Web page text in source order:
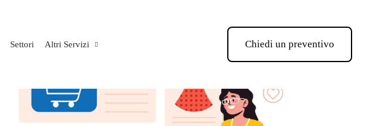
Settori Altri Servizi Chiedi un preventivo